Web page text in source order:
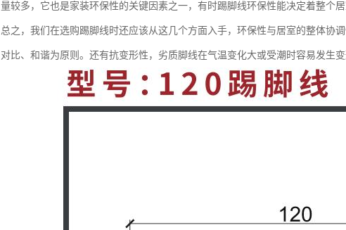
量较多，它也是家装环保性的关键因素之一，有时踢脚线环保性能决定着整个居
总之，我们在选购踢脚线时还应该从这几个方面入手，环保性与居室的整体协
对比、和谐为原则。还有抗变形性，劣质脚线在气温变化大或受潮时容易发生